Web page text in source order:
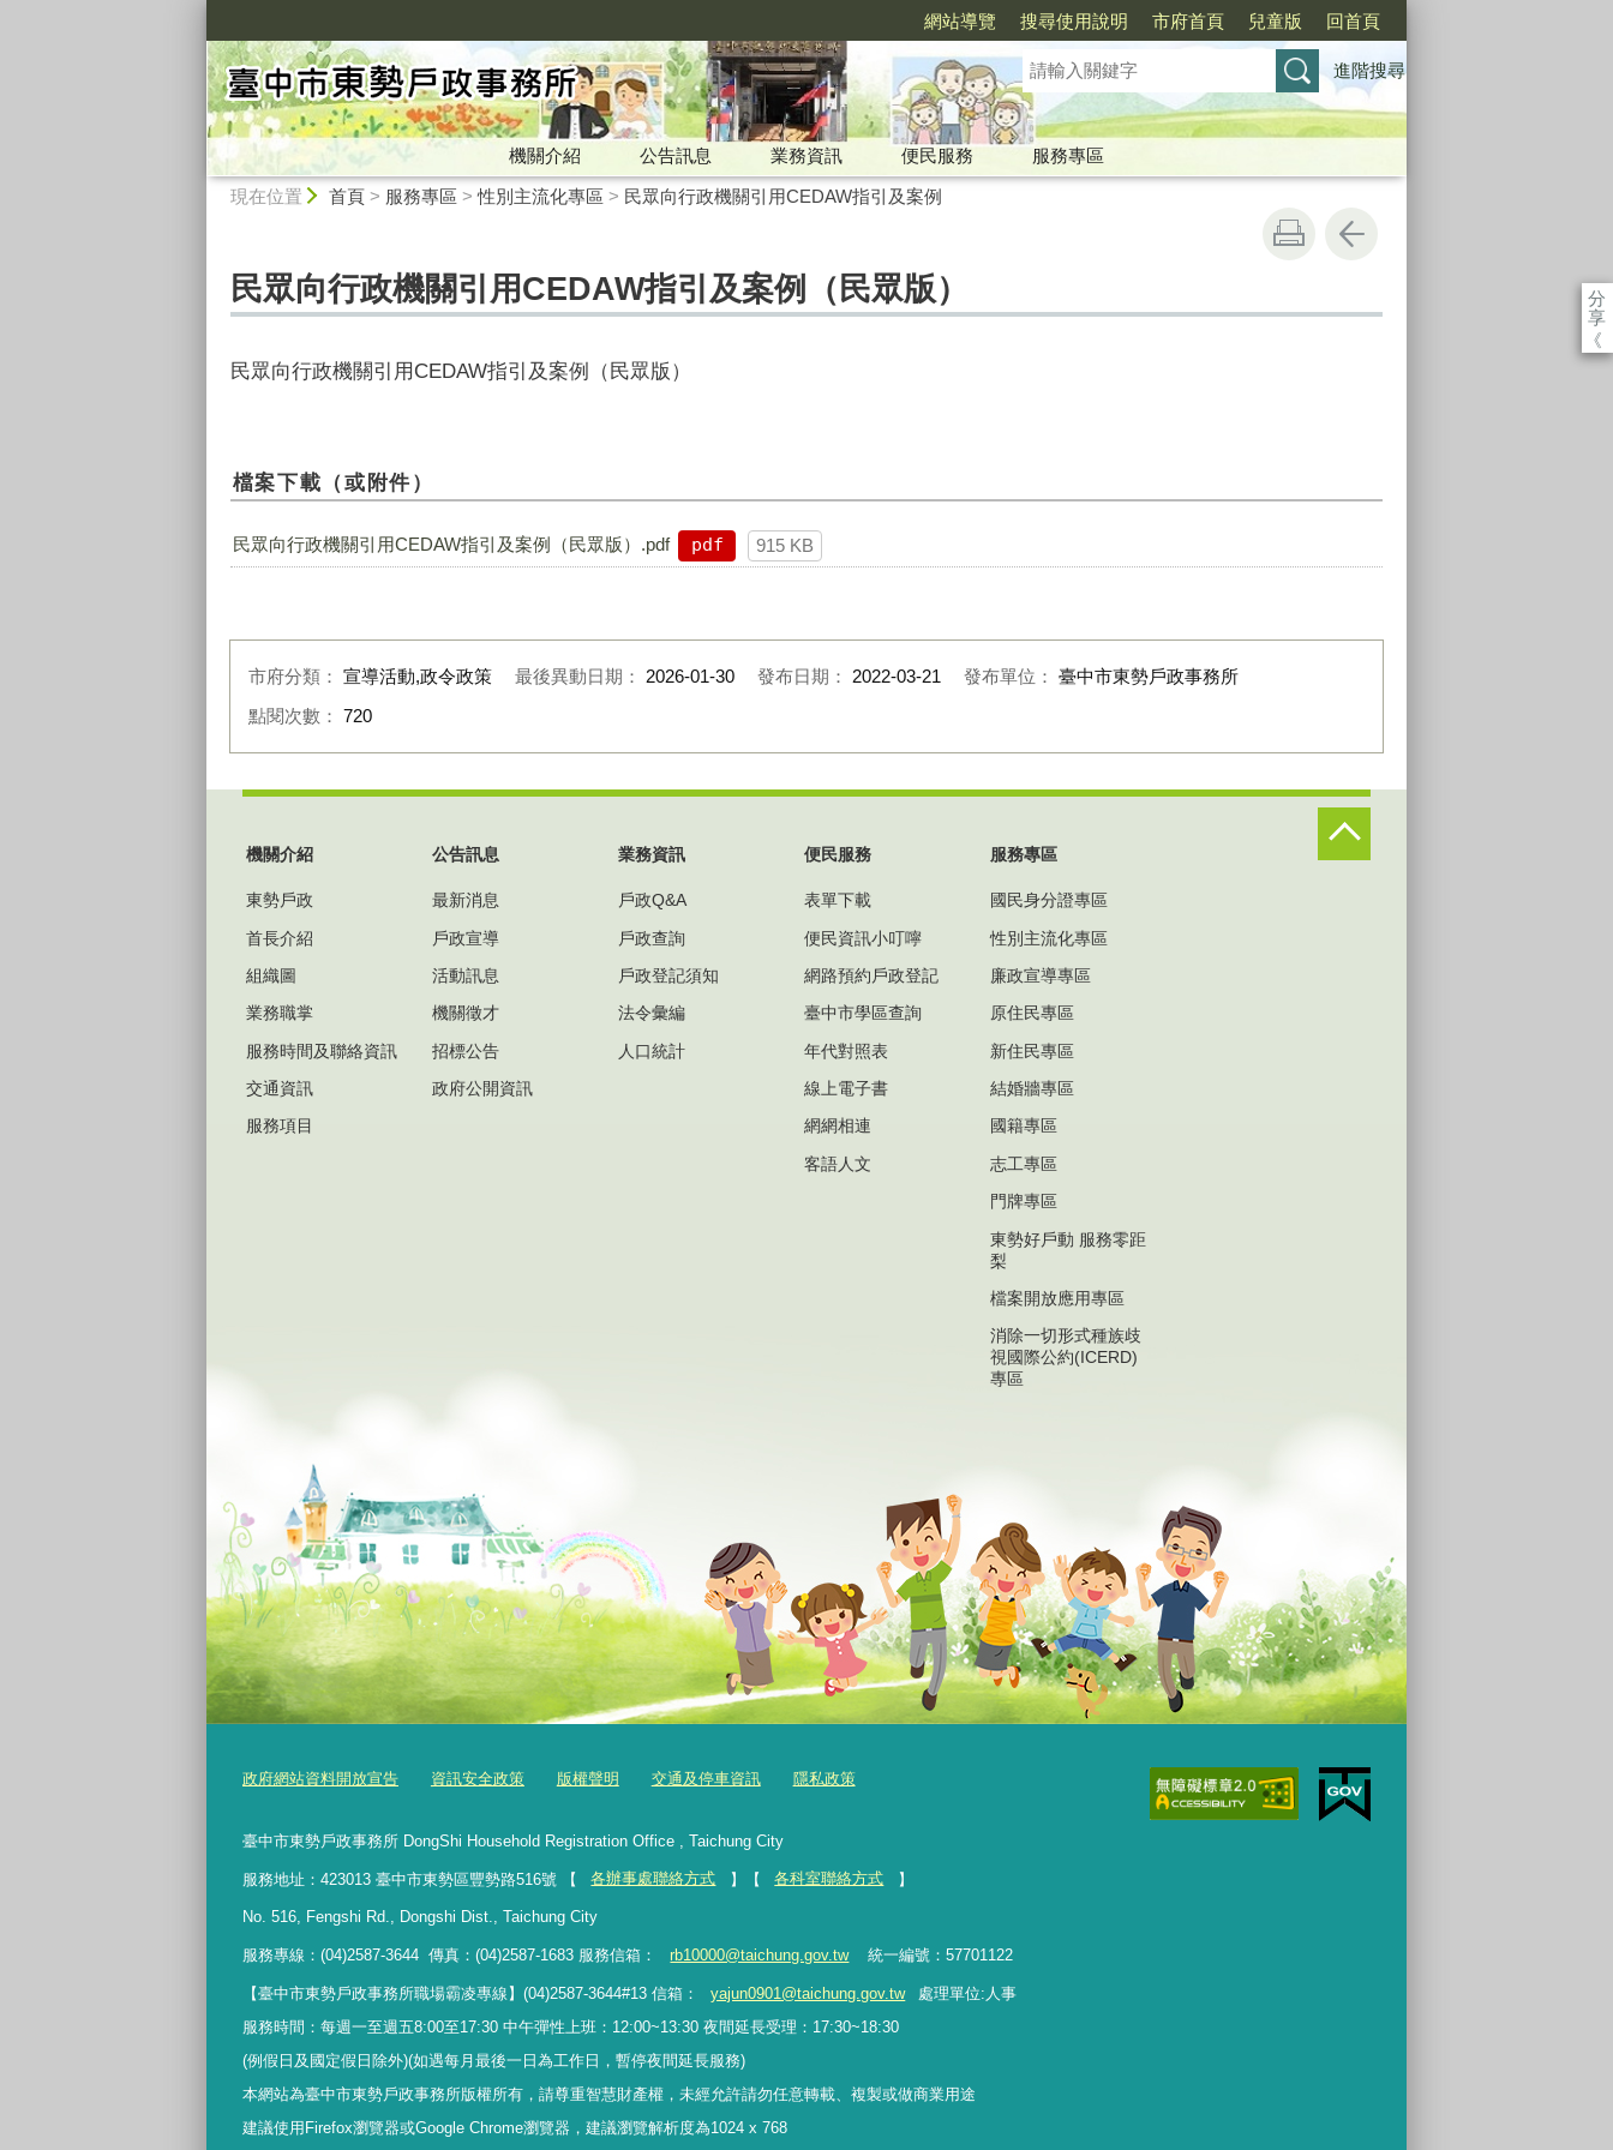
網站導覽 搜尋使用說明 市府首頁 兒童版 回首頁
進階搜尋
機關介紹 公告訊息 業務資訊 便民服務
服務專區
現在位置 首頁> 服務專區 >性別主流化專區 > 民眾向行政機關引用CEDAW指引及案例
分
享
《
民眾向行政機關引用CEDAW指引及案例（民眾版）
民眾向行政機關引用CEDAW指引及案例（民眾版）
檔案下載（或附件）
民眾向行政機關引用CEDAW指引及案例（民眾版）.pdf pdf 915 KB
市府分類： 宣導活動,政令政策 最後異動日期： 2026-01-30 發布日期： 2022-03-21 發布單位： 臺中市東勢戶政事務所
點閱次數： 720
機關介紹
東勢戶政
首長介紹
組織圖
業務職掌
服務時間及聯絡資訊
交通資訊
服務項目
公告訊息
最新消息
戶政宣導
活動訊息
機關徵才
招標公告
政府公開資訊
業務資訊
戶政Q&A
戶政查詢
戶政登記須知
法令彙編
人口統計
便民服務
表單下載
便民資訊小叮嚀
網路預約戶政登記
臺中市學區查詢
年代對照表
線上電子書
網網相連
客語人文
服務專區
國民身分證專區
性別主流化專區
廉政宣導專區
原住民專區
新住民專區
結婚牆專區
國籍專區
志工專區
門牌專區
東勢好戶動 服務零距
梨
檔案開放應用專區
消除一切形式種族歧
視國際公約(ICERD)
專區
政府網站資料開放宣告 資訊安全政策 版權聲明 交通及停車資訊 隱私政策
臺中市東勢戶政事務所 DongShi Household Registration Office , Taichung City
服務地址：423013 臺中市東勢區豐勢路516號 【 各辦事處聯絡方式 】【 各科室聯絡方式 】
No. 516, Fengshi Rd., Dongshi Dist., Taichung City
服務專線：(04)2587-3644 傳真： (04)2587-1683 服務信箱： rb10000@taichung.gov.tw 統一編號：57701122
【臺中市東勢戶政事務所職場霸凌專線 】(04)2587-3644#13 信箱： yajun0901@taichung.gov.tw
處理單位:人事
服務時間：每週一至週五8:00至17:30 中午彈性上班：12:00~13:30 夜間延長受理：17:30~18:30
(例假日及國定假日除外)(如遇每月最後一日為工作日，暫停夜間延長服務)
本網站為臺中市東勢戶政事務所版權所有，請尊重智慧財產權，未經允許請勿任意轉載、複製或做商業用途
建議使用Firefox瀏覽器或Google Chrome瀏覽器，建議瀏覽解析度為1024 x 768